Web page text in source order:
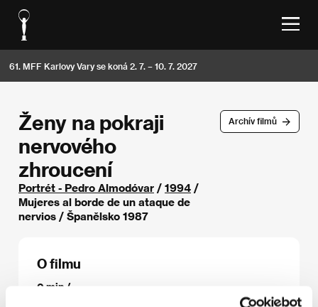
61. MFF Karlovy Vary se koná 2. 7. – 10. 7. 2027
Archív filmů
Ženy na pokraji
nervového
zhroucení
Portrét - Pedro Almodóvar / 1994 /
Mujeres al borde de un ataque de
nervios / Španělsko 1987
O filmu
0 min /